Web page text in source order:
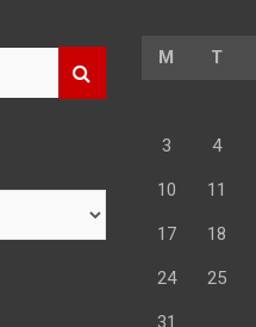
M T
3 4
10 11
17 18
24 25